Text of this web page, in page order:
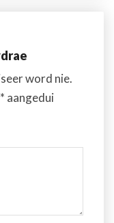
word nie.
* aangedui